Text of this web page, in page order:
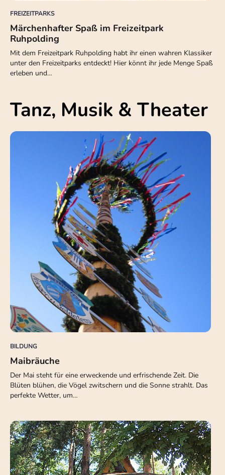
FREIZEITPARKS
Märchenhafter Spaß im Freizeitpark
Ruhpolding
Mit dem Freizeitpark Ruhpolding habt ihr einen wahren Klassiker
unter den Freizeitparks entdeckt! Hier könnt ihr jede Menge Spaß
erleben und…
Tanz, Musik & Theater
BILDUNG
Maibräuche
Der Mai steht für eine erweckende und erfrischende Zeit. Die
Blüten blühen, die Vögel zwitschern und die Sonne strahlt. Das
perfekte Wetter, um…